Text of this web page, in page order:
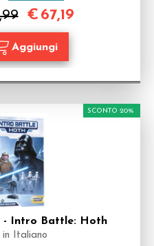
€ 67,19
- Intro Battle: Hoth
Italiano
SCONTO 20%